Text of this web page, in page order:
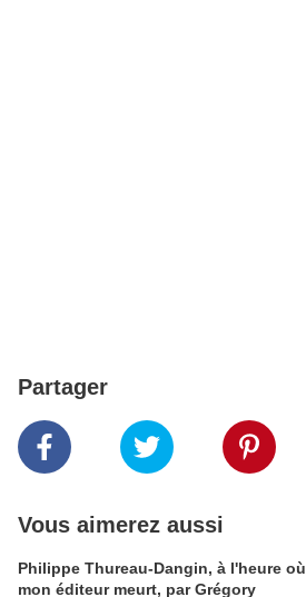
Partager
Vous aimerez aussi
Philippe Thureau-Dangin, à l'heure où
mon éditeur meurt, par Grégory